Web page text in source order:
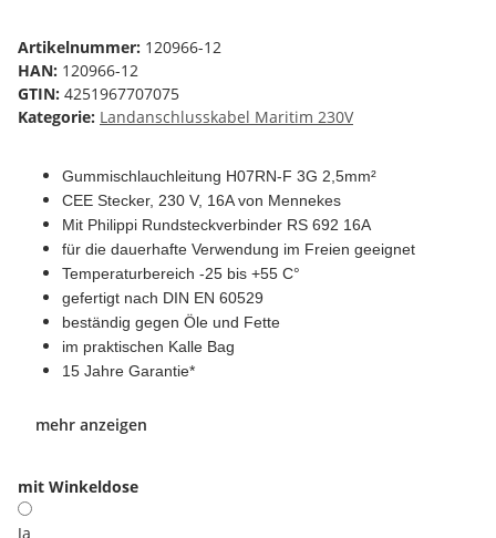
Artikelnummer: 120966-12
HAN: 120966-12
GTIN: 4251967707075
Kategorie: Landanschlusskabel Maritim 230V
Gummischlauchleitung H07RN-F 3G 2,5mm²
CEE Stecker, 230 V, 16A von Mennekes
Mit Philippi Rundsteckverbinder RS 692 16A
für die dauerhafte Verwendung im Freien geeignet
Temperaturbereich -25 bis +55 C°
gefertigt nach DIN EN 60529
beständig gegen Öle und Fette
im praktischen Kalle Bag
15 Jahre Garantie*
mehr anzeigen
mit Winkeldose
Ja